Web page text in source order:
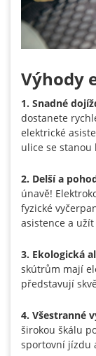
Výhody
1. Snadné
dostanete
elektrické
ulice se
2. Delší a
únavě!
fyzické
asistence a
3. Ekologická
skútrům mají
představují
4. Všestranné
širokou škálu
sportovní jízdu